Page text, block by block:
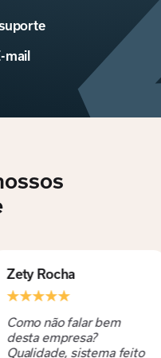
mail
bem
feito
Empresa
e versátil.